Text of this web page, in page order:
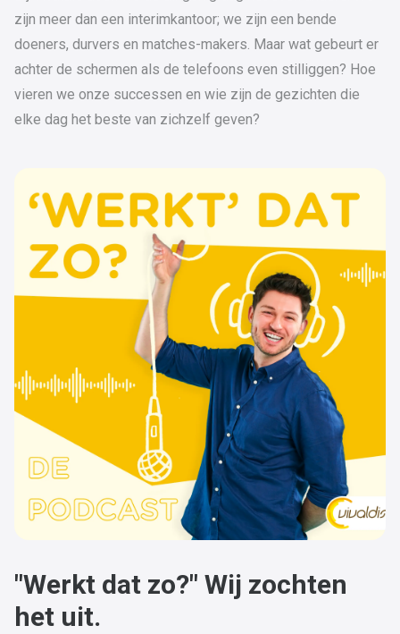
zijn meer dan een interimkantoor; we zijn een bende
doeners, durvers en matches-makers. Maar wat gebeurt er
achter de schermen als de telefoons even stilliggen? Hoe
vieren we onze successen en wie zijn de gezichten die
elke dag het beste van zichzelf geven?
"Werkt dat zo?" Wij zochten
het uit.